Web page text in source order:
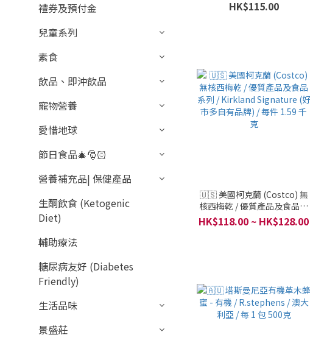
禮券及預付金
兒童系列
素食
飲品、即沖飲品
寵物營養
愛惜地球
節日食品🎄🎅🏻
營養補充品| 保健產品
生酮飲食 (Ketogenic
Diet)
輔助療法
糖尿病友好 (Diabetes
Friendly)
生活品味
景盛莊
312g
HK$115.00
🇺🇸 美國柯克蘭 (Costco) 無
核西梅乾 / 優質產品及食品系
列 / Kirkland Signature (好市
多自有品牌) / 每件 1.59 千克
HK$118.00 ~ HK$128.00